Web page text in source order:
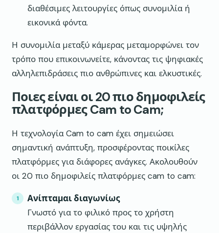
διαθέσιμες λειτουργίες όπως συνομιλία ή
εικονικά φόντα.
Η συνομιλία μεταξύ κάμερας μεταμορφώνει τον
τρόπο που επικοινωνείτε, κάνοντας τις ψηφιακές
αλληλεπιδράσεις πιο ανθρώπινες και ελκυστικές.
Ποιες είναι οι 20 πιο δημοφιλείς
πλατφόρμες Cam to Cam;
Η τεχνολογία Cam to cam έχει σημειώσει
σημαντική ανάπτυξη, προσφέροντας ποικίλες
πλατφόρμες για διάφορες ανάγκες. Ακολουθούν
οι 20 πιο δημοφιλείς πλατφόρμες cam to cam:
Ανίπταμαι διαγωνίως
Γνωστό για το φιλικό προς το χρήστη
περιβάλλον εργασίας του και τις υψηλής